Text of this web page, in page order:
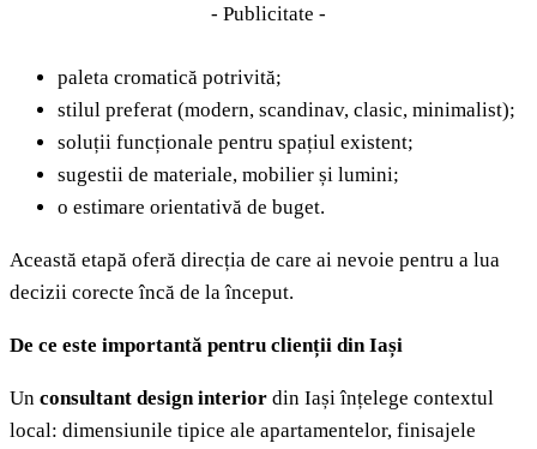
- Publicitate -
paleta cromatică potrivită;
stilul preferat (modern, scandinav, clasic, minimalist);
soluții funcționale pentru spațiul existent;
sugestii de materiale, mobilier și lumini;
o estimare orientativă de buget.
Această etapă oferă direcția de care ai nevoie pentru a lua
decizii corecte încă de la început.
De ce este importantă pentru clienții din Iași
Un consultant design interior din Iași înțelege contextul
local: dimensiunile tipice ale apartamentelor, finisajele